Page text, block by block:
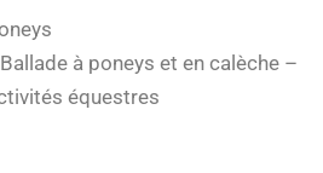
à poneys et en calèche –
équestres